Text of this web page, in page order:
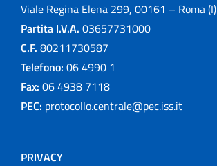
Viale Regina Elena 299, 00161 – Roma (I)
Partita I.V.A. 03657731000
C.F. 80211730587
Telefono: 06 4990 1
Fax: 06 4938 7118
PEC: protocollo.centrale@pec.iss.it
PRIVACY